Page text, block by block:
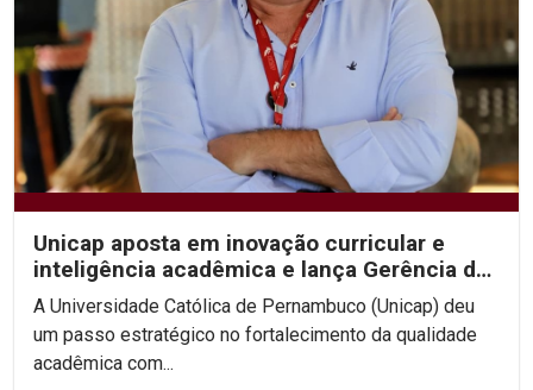
Unicap aposta em inovação curricular e
inteligência acadêmica e lança Gerência de
Desenvolvimento...
A Universidade Católica de Pernambuco (Unicap) deu
um passo estratégico no fortalecimento da qualidade
acadêmica com...